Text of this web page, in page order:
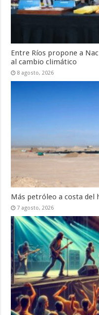
Entre Ríos propone a
al cambio climático
8 agosto, 2026
Más petróleo a costa del
7 agosto, 2026